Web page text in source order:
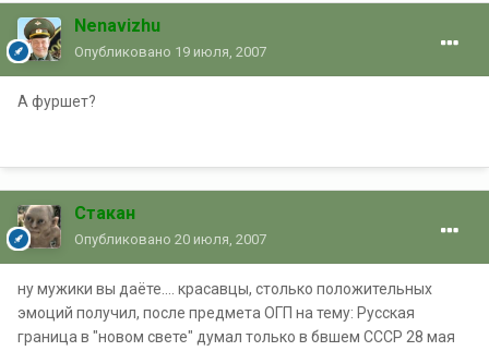
Nenavizhu
Опубликовано 19 июля, 2007
А фуршет?
Стакан
Опубликовано 20 июля, 2007
ну мужики вы даёте.... красавцы, столько положительных
эмоций получил, после предмета ОГП на тему: Русская
граница в "новом свете" думал только в бвшем СССР 28 мая